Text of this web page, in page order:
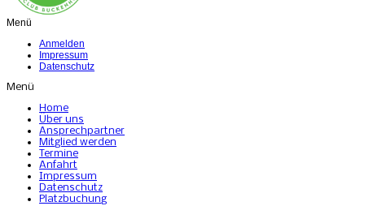
Menü
Anmelden
Impressum
Datenschutz
Menü
Home
Über uns
Ansprechpartner
Mitglied werden
Termine
Anfahrt
Impressum
Datenschutz
Platzbuchung